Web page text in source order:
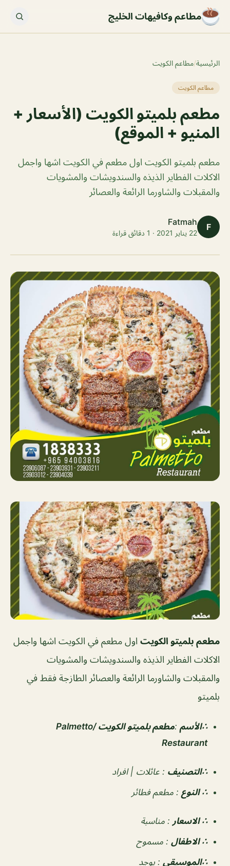
مطاعم وكافيهات الخليج
الرئيسية/مطاعم الكويت
مطاعم الكويت
مطعم بلميتو الكويت (الأسعار +
المنيو + الموقع)
مطعم بلميتو الكويت اول مطعم في الكويت اشها واجمل
الاكلات الفطاير الذيذه والسندويشات والمشويات
والمقبلات والشاورما الرائعة والعصائر
F
Fatmah
22 يناير 2021 · 1 دقائق قراءة
مطعم بلميتو الكويت اول مطعم في الكويت اشها واجمل
الاكلات الفطاير الذيذه والسندويشات والمشويات
والمقبلات والشاورما الرائعة والعصائر الطازجة فقط في
بلميتو
∴الأسم :مطعم بلميتو الكويت /Palmetto
Restaurant
∴التصنيف : عائلات | افراد
∴ النوع : مطعم فطائر
∴ الاسعار : مناسبة
∴ الاطفال : مسموح
∴الموسيقى : يوجد